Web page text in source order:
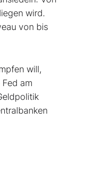
wird.
von bis
will,
am